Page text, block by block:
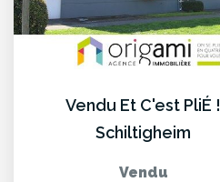
Vendu Et C'est PliÉ !
Schiltigheim
Vendu